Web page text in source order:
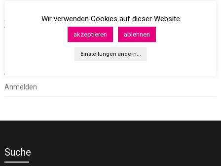
Archives
Anmelden
Suche
Wir verwenden Cookies auf dieser Website
akzeptieren ablehnen
Einstellungen ändern...